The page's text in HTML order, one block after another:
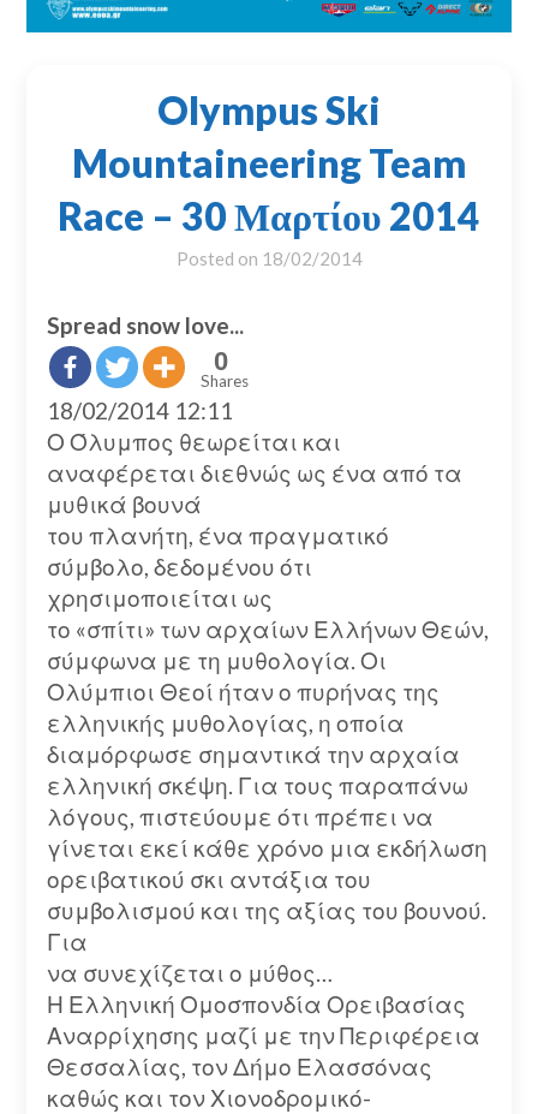
Olympus Ski
Mountaineering Team
Race – 30 Μαρτίου 2014
Posted on 18/02/2014
Spread snow love...
0
Shares
18/02/2014 12:11
Ο Όλυμπος θεωρείται και
αναφέρεται διεθνώς ως ένα από τα
μυθικά βουνά
του πλανήτη, ένα πραγματικό
σύμβολο, δεδομένου ότι
χρησιμοποιείται ως
το «σπίτι» των αρχαίων Ελλήνων Θεών,
σύμφωνα με τη μυθολογία. Οι
Ολύμπιοι Θεοί ήταν ο πυρήνας της
ελληνικής μυθολογίας, η οποία
διαμόρφωσε σημαντικά την αρχαία
ελληνική σκέψη. Για τους παραπάνω
λόγους, πιστεύουμε ότι πρέπει να
γίνεται εκεί κάθε χρόνο μια εκδήλωση
ορειβατικού σκι αντάξια του
συμβολισμού και της αξίας του βουνού.
Για
να συνεχίζεται ο μύθος…
Η Ελληνική Ομοσπονδία Ορειβασίας
Αναρρίχησης μαζί με την Περιφέρεια
Θεσσαλίας, τον Δήμο Ελασσόνας
καθώς και τον Χιονοδρομικό-